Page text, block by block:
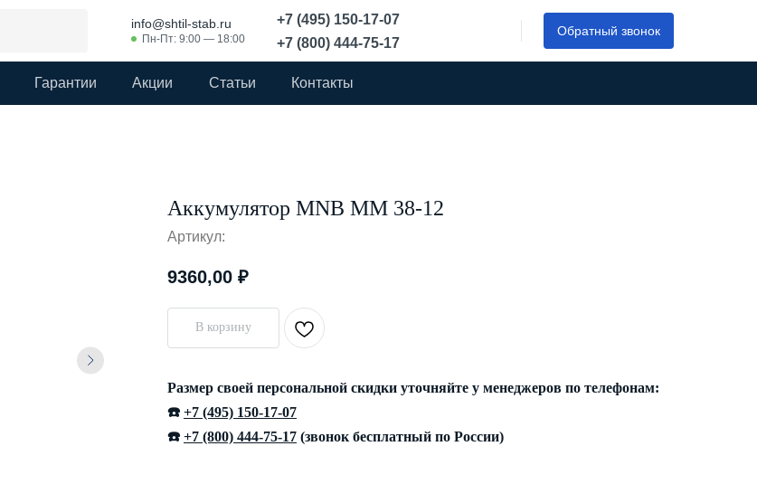
+7 (495) 150-17-07
info@shtil-stab.ru Обратный звонок
Пн-Пт: 9:00 — 18:00 +7 (800) 444-75-17
Гарантии Акции Статьи Контакты
Аккумулятор MNB MM 38-12
Артикул:
9360,00 ₽
В корзину
Размер своей персональной скидки уточняйте у менеджеров по телефонам:
☎️ +7 (495) 150-17-07
☎️ +7 (800) 444-75-17 (звонок бесплатный по России)